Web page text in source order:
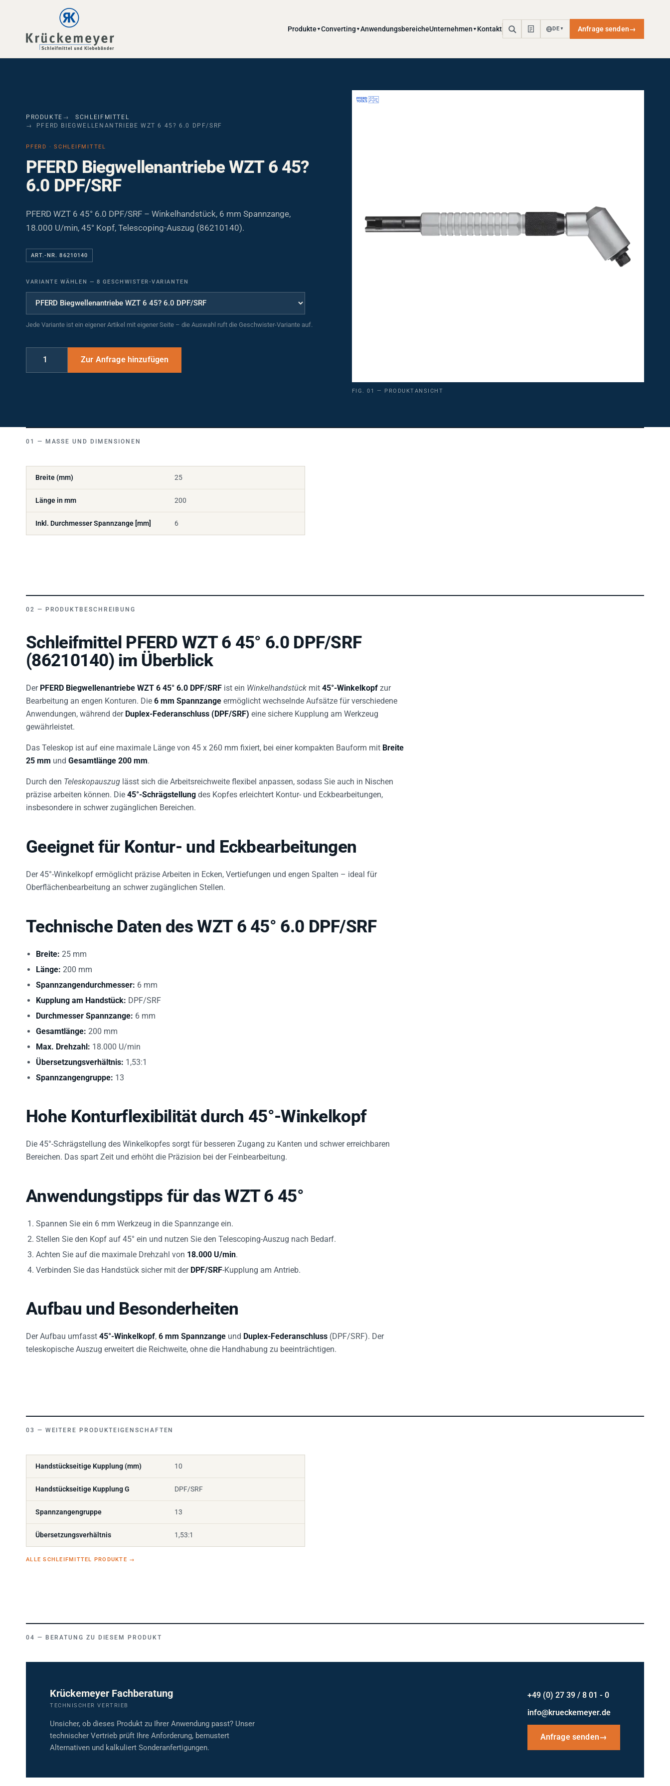
Skip to main navigation
Skip to main content
Skip to page footer
Produkte ▼Converting ▼ AnwendungsbereicheUnternehmen ▼ Kontakt DE ▼ Anfrage senden→
PRODUKTE
SCHLEIFMITTEL
PFERD BIEGWELLENANTRIEBE WZT 6 45? 6.0 DPF/SRF
PFERD · SCHLEIFMITTEL
PFERD Biegwellenantriebe WZT 6 45?
6.0 DPF/SRF
PFERD WZT 6 45° 6.0 DPF/SRF – Winkelhandstück, 6 mm Spannzange,
18.000 U/min, 45° Kopf, Telescoping-Auszug (86210140).
ART.-NR. 86210140
VARIANTE WÄHLEN — 8 GESCHWISTER-VARIANTEN
Jede Variante ist ein eigener Artikel mit eigener Seite – die Auswahl ruft die Geschwister-Variante auf.
FIG. 01 — PRODUKTANSICHT
MASSE UND DIMENSIONEN
Breite (mm) 25
Länge in mm 200
Inkl. Durchmesser Spannzange [mm] 6
PRODUKTBESCHREIBUNG
Schleifmittel PFERD WZT 6 45° 6.0 DPF/SRF
(86210140) im Überblick
Der PFERD Biegwellenantriebe WZT 6 45° 6.0 DPF/SRF ist ein Winkelhandstück mit 45°-Winkelkopf zur
Bearbeitung an engen Konturen. Die 6 mm Spannzange ermöglicht wechselnde Aufsätze für verschiedene
Anwendungen, während der Duplex-Federanschluss (DPF/SRF) eine sichere Kupplung am Werkzeug
gewährleistet.
Das Teleskop ist auf eine maximale Länge von 45 x 260 mm fixiert, bei einer kompakten Bauform mit Breite
25 mm und Gesamtlänge 200 mm.
Durch den Teleskopauszug lässt sich die Arbeitsreichweite flexibel anpassen, sodass Sie auch in Nischen
präzise arbeiten können. Die 45°-Schrägstellung des Kopfes erleichtert Kontur- und Eckbearbeitungen,
insbesondere in schwer zugänglichen Bereichen.
Geeignet für Kontur- und Eckbearbeitungen
Der 45°-Winkelkopf ermöglicht präzise Arbeiten in Ecken, Vertiefungen und engen Spalten – ideal für
Oberflächenbearbeitung an schwer zugänglichen Stellen.
Technische Daten des WZT 6 45° 6.0 DPF/SRF
Breite: 25 mm
Länge: 200 mm
Spannzangendurchmesser: 6 mm
Kupplung am Handstück: DPF/SRF
Durchmesser Spannzange: 6 mm
Gesamtlänge: 200 mm
Max. Drehzahl: 18.000 U/min
Übersetzungsverhältnis: 1,53:1
Spannzangengruppe: 13
Hohe Konturflexibilität durch 45°-Winkelkopf
Die 45°-Schrägstellung des Winkelkopfes sorgt für besseren Zugang zu Kanten und schwer erreichbaren
Bereichen. Das spart Zeit und erhöht die Präzision bei der Feinbearbeitung.
Anwendungstipps für das WZT 6 45°
Spannen Sie ein 6 mm Werkzeug in die Spannzange ein.
Stellen Sie den Kopf auf 45° ein und nutzen Sie den Telescoping-Auszug nach Bedarf.
Achten Sie auf die maximale Drehzahl von 18.000 U/min.
Verbinden Sie das Handstück sicher mit der DPF/SRF-Kupplung am Antrieb.
Aufbau und Besonderheiten
Der Aufbau umfasst 45°-Winkelkopf, 6 mm Spannzange und Duplex-Federanschluss (DPF/SRF). Der
teleskopische Auszug erweitert die Reichweite, ohne die Handhabung zu beeinträchtigen.
WEITERE PRODUKTEIGENSCHAFTEN
Handstückseitige Kupplung (mm) 10
Handstückseitige Kupplung G DPF/SRF
Spannzangengruppe 13
Übersetzungsverhältnis 1,53:1
ALLE SCHLEIFMITTEL PRODUKTE →
BERATUNG ZU DIESEM PRODUKT
Krückemeyer Fachberatung
TECHNISCHER VERTRIEB
Unsicher, ob dieses Produkt zu Ihrer Anwendung passt? Unser
technischer Vertrieb prüft Ihre Anforderung, bemustert
Alternativen und kalkuliert Sonderanfertigungen.
+49 (0) 27 39 / 8 01 - 0
info@krueckemeyer.de
Anfrage senden→